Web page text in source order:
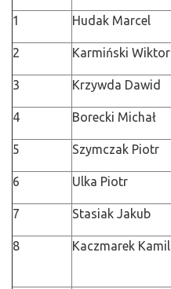
1 Hudak Marcel
2 Karmiński Wiktor
3 Krzywda Dawid
4 Borecki Michał
5 Szymczak Piotr
6 Ulka Piotr
7 Stasiak Jakub
8 Kaczmarek Kamil